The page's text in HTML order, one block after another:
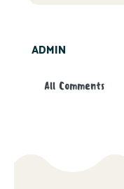
ADMIN
All Comments